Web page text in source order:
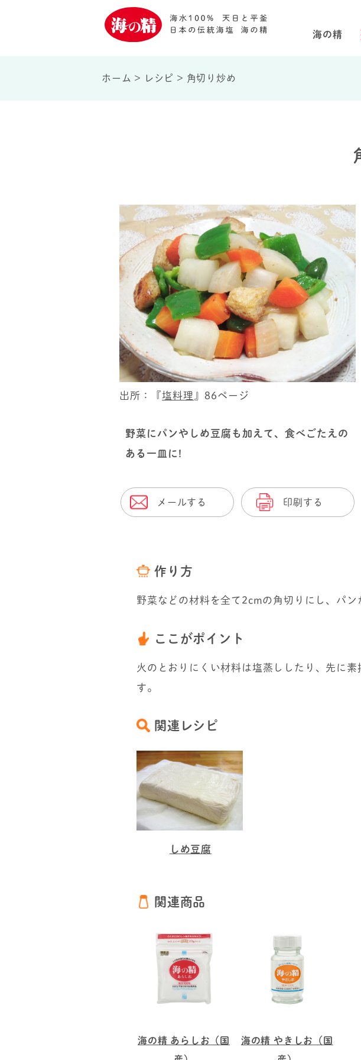
海の精
ホーム > レシピ > 角切り炒め
出所：『塩料理 』86ページ
野菜にパンやしめ豆腐も加えて、食べごたえの
ある一皿に!
メールする 印刷する
作り方
野菜などの材料を全て2cmの角切りにし、パ
ここがポイント
火のとおりにくい材料は塩蒸ししたり、先に
す。
関連レシピ
しめ豆腐
関連商品
海の精 あらしお（国
海の精 やきしお（国